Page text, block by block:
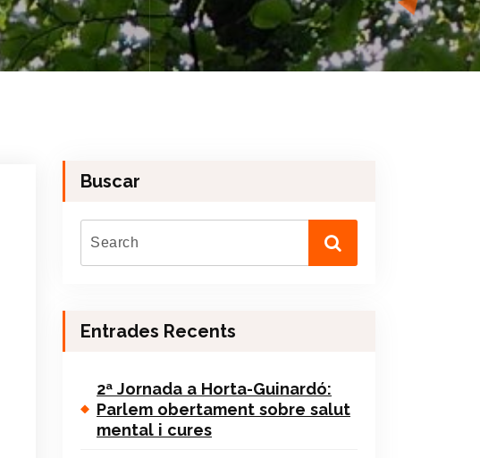
Buscar
Entrades Recents
2ª Jornada a Horta-Guinardó:
Parlem obertament sobre salut
mental i cures